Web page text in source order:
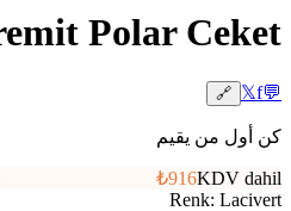
Polar Ceket
💬
𝕏f
🔗
كن أول من يقيم
₺916KDV dahil
Renk: Lacivert